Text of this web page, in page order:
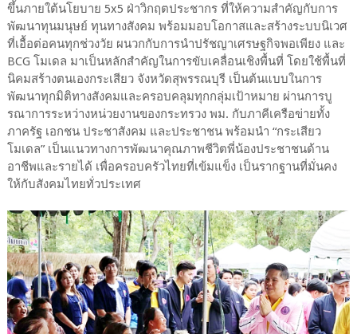
ขึ้นภายใต้นโยบาย 5x5 ฝ่าวิกฤตประชากร ที่ให้ความสำคัญกับการ
พัฒนาทุนมนุษย์ ทุนทางสังคม พร้อมมอบโอกาสและสร้างระบบนิเวศ
ที่เอื้อต่อคนทุกช่วงวัย ผนวกกับการนำปรัชญาเศรษฐกิจพอเพียง และ
BCG โมเดล มาเป็นหลักสำคัญในการขับเคลื่อนเชิงพื้นที่ โดยใช้พื้นที่
นิคมสร้างตนเองกระเสียว จังหวัดสุพรรณบุรี เป็นต้นแบบในการ
พัฒนาทุกมิติทางสังคมและครอบคลุมทุกกลุ่มเป้าหมาย ผ่านการบู
รณาการระหว่างหน่วยงานของกระทรวง พม. กับภาคีเครือข่ายทั้ง
ภาครัฐ เอกชน ประชาสังคม และประชาชน พร้อมนำ “กระเสียว
โมเดล” เป็นแนวทางการพัฒนาคุณภาพชีวิตพี่น้องประชาชนด้าน
อาชีพและรายได้ เพื่อครอบครัวไทยที่เข้มแข็ง เป็นรากฐานที่มั่นคง
ให้กับสังคมไทยทั่วประเทศ